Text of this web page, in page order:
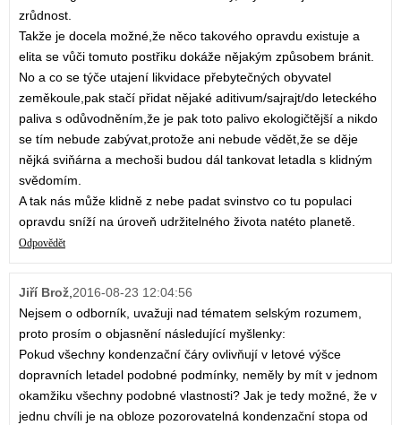
zrůdnost.
Takže je docela možné,že něco takového opravdu existuje a
elita se vůči tomuto postřiku dokáže nějakým způsobem bránit.
No a co se týče utajení likvidace přebytečných obyvatel
zeměkoule,pak stačí přidat nějaké aditivum/sajrajt/do leteckého
paliva s odůvodněním,že je pak toto palivo ekologičtější a nikdo
se tím nebude zabývat,protože ani nebude vědět,že se děje
nějká sviňárna a mechoši budou dál tankovat letadla s klidným
svědomím.
A tak nás může klidně z nebe padat svinstvo co tu populaci
opravdu sníží na úroveň udržitelného života natéto planetě.
Odpovědět
Jiří Brož,2016-08-23 12:04:56
Nejsem o odborník, uvažuji nad tématem selským rozumem,
proto prosím o objasnění následující myšlenky:
Pokud všechny kondenzační čáry ovlivňují v letové výšce
dopravních letadel podobné podmínky, neměly by mít v jednom
okamžiku všechny podobné vlastnosti? Jak je tedy možné, že v
jednu chvíli je na obloze pozorovatelná kondenzační stopa od